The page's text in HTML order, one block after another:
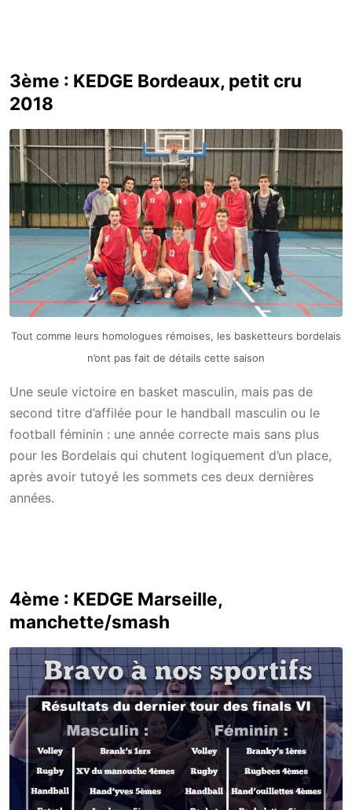
3ème : KEDGE Bordeaux, petit cru
2018
Tout comme leurs homologues rémoises, les basketteurs bordelais
n’ont pas fait de détails cette saison
Une seule victoire en basket masculin, mais pas de
second titre d’affilée pour le handball masculin ou le
football féminin : une année correcte mais sans plus
pour les Bordelais qui chutent logiquement d’un place,
après avoir tutoyé les sommets ces deux dernières
années.
4ème : KEDGE Marseille,
manchette/smash